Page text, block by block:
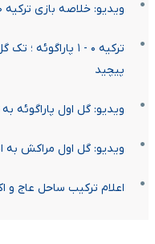
ویدیو: خلاصه بازی ترکیه ۰ - پاراگوئه ۱
ترکیه ۰ - ۱
پیچید
ویدیو: گل اول پاراگوئه
ویدیو: گل اول مراکش به
اعلام ترکیب ساحل عاج و